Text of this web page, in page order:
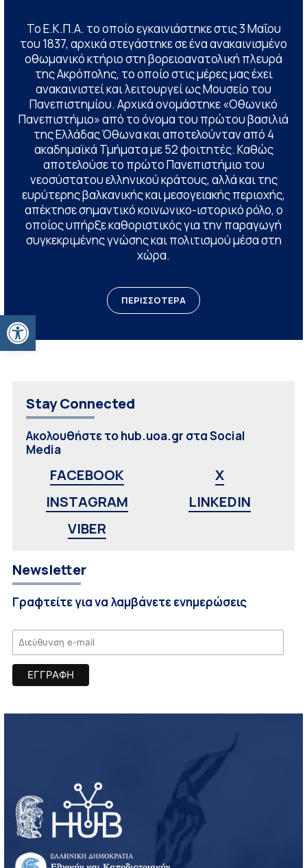
Ανοίξτε τη γραμμή εργαλείων
Το Ε.Κ.Π.Α. το οποίο εγκαινιάστηκε στις 3 Μαΐου
του 1837, αρχικά στεγάστηκε σε ένα ανακαινισμένο
οθωμανικό κτήριο στη βορειοανατολική πλευρά
της Ακρόπολης, το οποίο στις μέρες μας έχει
ανακαινιστεί και λειτουργεί ως Μουσείο του
Πανεπιστημίου. Αρχικά ονομάστηκε «Οθωνικό
Πανεπιστήμιο» από το όνομα του πρώτου βασιλιά
της Ελλάδας Όθωνα και αποτελούνταν από 4
ακαδημαϊκά Τμήματα με 52 φοιτητές. Καθώς
αποτελούσε το πρώτο Πανεπιστήμιο του
νεοσύστατου ελληνικού κράτους, αλλά και της
ευρύτερης βαλκανικής και μεσογειακής περιοχής,
απέκτησε σημαντικό κοινωνικο-ιστορικό ρόλο, ο
οποίος υπήρξε καθοριστικός για την παραγωγή
συγκεκριμένης γνώσης και πολιτισμού μέσα στη
χώρα.
ΠΕΡΙΣΣΟΤΕΡΑ
Stay Connected
Ακολουθήστε το hub.uoa.gr στα Social
Media
FACEBOOK
X
INSTAGRAM
LINKEDIN
VIBER
Newsletter
Γραφτείτε για να λαμβάνετε ενημερώσεις